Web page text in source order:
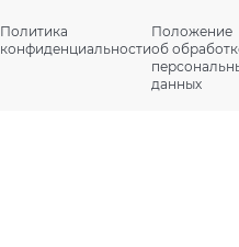
Политика
конфиденциальности
Положение
об
данных